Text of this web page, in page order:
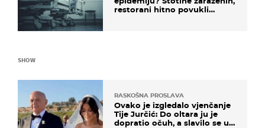
restorani hitno povukli
SHOW
RASKOŠNA PROSLAVA
Ovako je izgledalo vjenčanje
Tije Jurčić: Do oltara ju je
dopratio očuh, a slavilo se uz